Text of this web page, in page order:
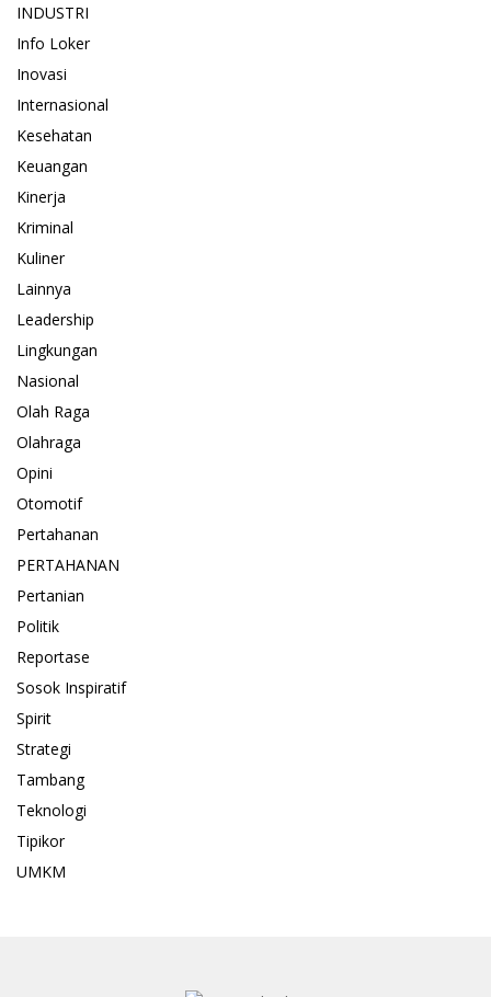
INDUSTRI
Info Loker
Inovasi
Internasional
Kesehatan
Keuangan
Kinerja
Kriminal
Kuliner
Lainnya
Leadership
Lingkungan
Nasional
Olah Raga
Olahraga
Opini
Otomotif
Pertahanan
PERTAHANAN
Pertanian
Politik
Reportase
Sosok Inspiratif
Spirit
Strategi
Tambang
Teknologi
Tipikor
UMKM